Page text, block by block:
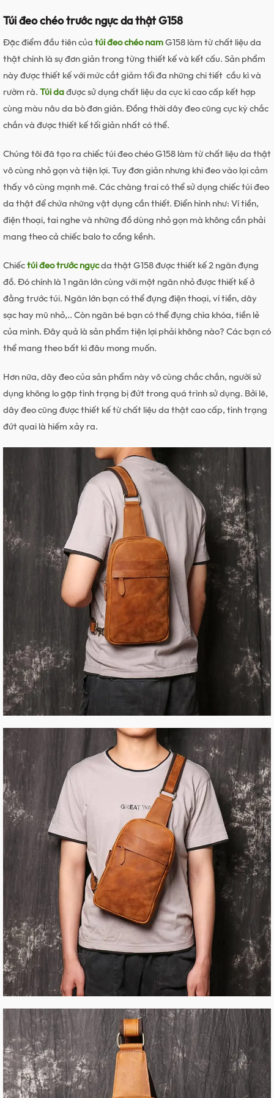
xách nam hàng hiệu, túi xách nam thời trang, túi xách tay du
lịch, túi xách tay nam, túi xách nam thời trang, túi đeo chéo,
túi đeo chéo nam, tuixachda, tuixachnam, túi đeo chéo cho
nam, túi đeo chéo của nam, túi đeo chéo lưng nam, túi đeo
chéo nam, túi đeo cho nam, túi đeo chéo nam nhỏ gọn, túi đeo
chéo nhỏ, túi đeo chéo mini nam, túi đeo chéo nam mini, túi đeo
chéo đẹp, túi đeo chéo nam đẹp, túi đeo đẹp, túi đeo chéo nam
hiệu, túi đeo chéo nam cao cấp, túi đeo chéo da, túi đeo chéo
da nam, túi đeo chéo nam da, túi đeo chéo da bò, túi đeo chéo
nam da bò
Túi đeo chéo trước ngực da thật G158
Đặc điểm đầu tiên củatúi đeo chéo namG158 làm từ chất liệu da
thật chính là sự đơn giản trong từng thiết kế và kết cấu. Sản phẩm
này được thiết kế với mức cắt giảm tối đa những chi tiết cầu kì và
rườm rà.Túi dađược sử dụng chất liệu da cực kì cao cấp kết hợp
cùng màu nâu da bò đơn giản. Đồng thời dây đeo cũng cực kỳ chắc
chắn và được thiết kế tối giản nhất có thể.
Chúng tôi đã tạo ra chiếc túi đeo chéo G158 làm từ chất liệu da thật
vô cùng nhỏ gọn và tiện lợi. Tuy đơn giản nhưng khi đeo vào lại cảm
thấy vô cùng mạnh mẽ. Các chàng trai có thể sử dụng chiếc túi đeo
da thật để chứa những vật dụng cần thiết. Điển hình như: Ví tiền,
điện thoại, tai nghe và những đồ dùng nhỏ gọn mà không cần phải
mang theo cả chiếc balo to cồng kềnh.
Chiếctúi đeo trước ngựcda thật G158 được thiết kế 2 ngăn đựng
đồ. Đó chính là 1 ngăn lớn cùng với một ngăn nhỏ được thiết kế ở
đằng trước túi. Ngăn lớn bạn có thể đựng điện thoại, ví tiền, dây
sạc hay mũ nhỏ,.. Còn ngăn bé bạn có thể đựng chìa khóa, tiền lẻ
của mình. Đây quả là sản phẩm tiện lợi phải không nào? Các bạn có
thể mang theo bất kì đâu mong muốn.
Hơn nữa, dây đeo của sản phẩm này vô cùng chắc chắn, người sử
dụng không lo gặp tình trạng bị đứt trong quá trình sử dụng. Bởi lẽ,
dây đeo cũng được thiết kế từ chất liệu da thật cao cấp, tình trạng
đứt quai là hiếm xảy ra.